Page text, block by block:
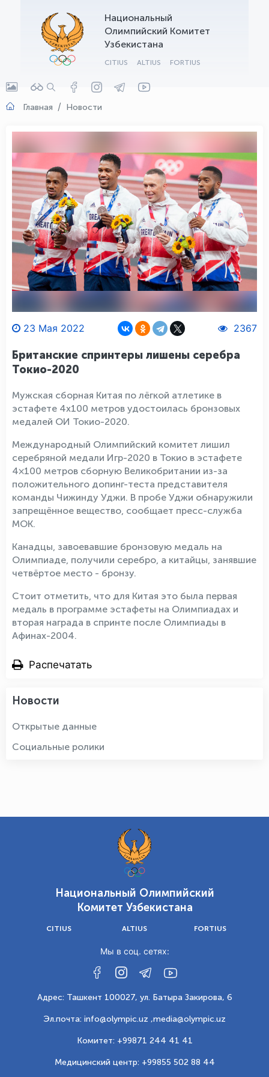
Национальный
Олимпийский Комитет
Узбекистана
CITIUS ALTIUS FORTIUS
Главная Новости
23 Мая 2022 2367
Британские спринтеры лишены серебра
Токио-2020
Мужская сборная Китая по лёгкой атлетике в
эстафете 4х100 метров удостоилась бронзовых
медалей ОИ Токио-2020.
Международный Олимпийский комитет лишил
серебряной медали Игр-2020 в Токио в эстафете
4×100 метров сборную Великобритании из-за
положительного допинг-теста представителя
команды Чижинду Уджи. В пробе Уджи обнаружили
запрещённое вещество, сообщает пресс-служба
МОК.
Канадцы, завоевавшие бронзовую медаль на
Олимпиаде, получили серебро, а китайцы, занявшие
четвёртое место - бронзу.
Стоит отметить, что для Китая это была первая
медаль в программе эстафеты на Олимпиадах и
вторая награда в спринте после Олимпиады в
Афинах-2004.
Распечатать
Новости
Открытые данные
Социальные ролики
Национальный Олимпийский
Комитет Узбекистана
CITIUS ALTIUS FORTIUS
Мы в соц. сетях:
Адрес: Ташкент 100027, ул. Батыра Закирова, 6
Эл.почта: info@olympic.uz ,media@olympic.uz
Комитет: +99871 244 41 41
Медицинский центр: +99855 502 88 44
OLYMPCHIK AI - yordamchi
Онлайн · olympic.uz